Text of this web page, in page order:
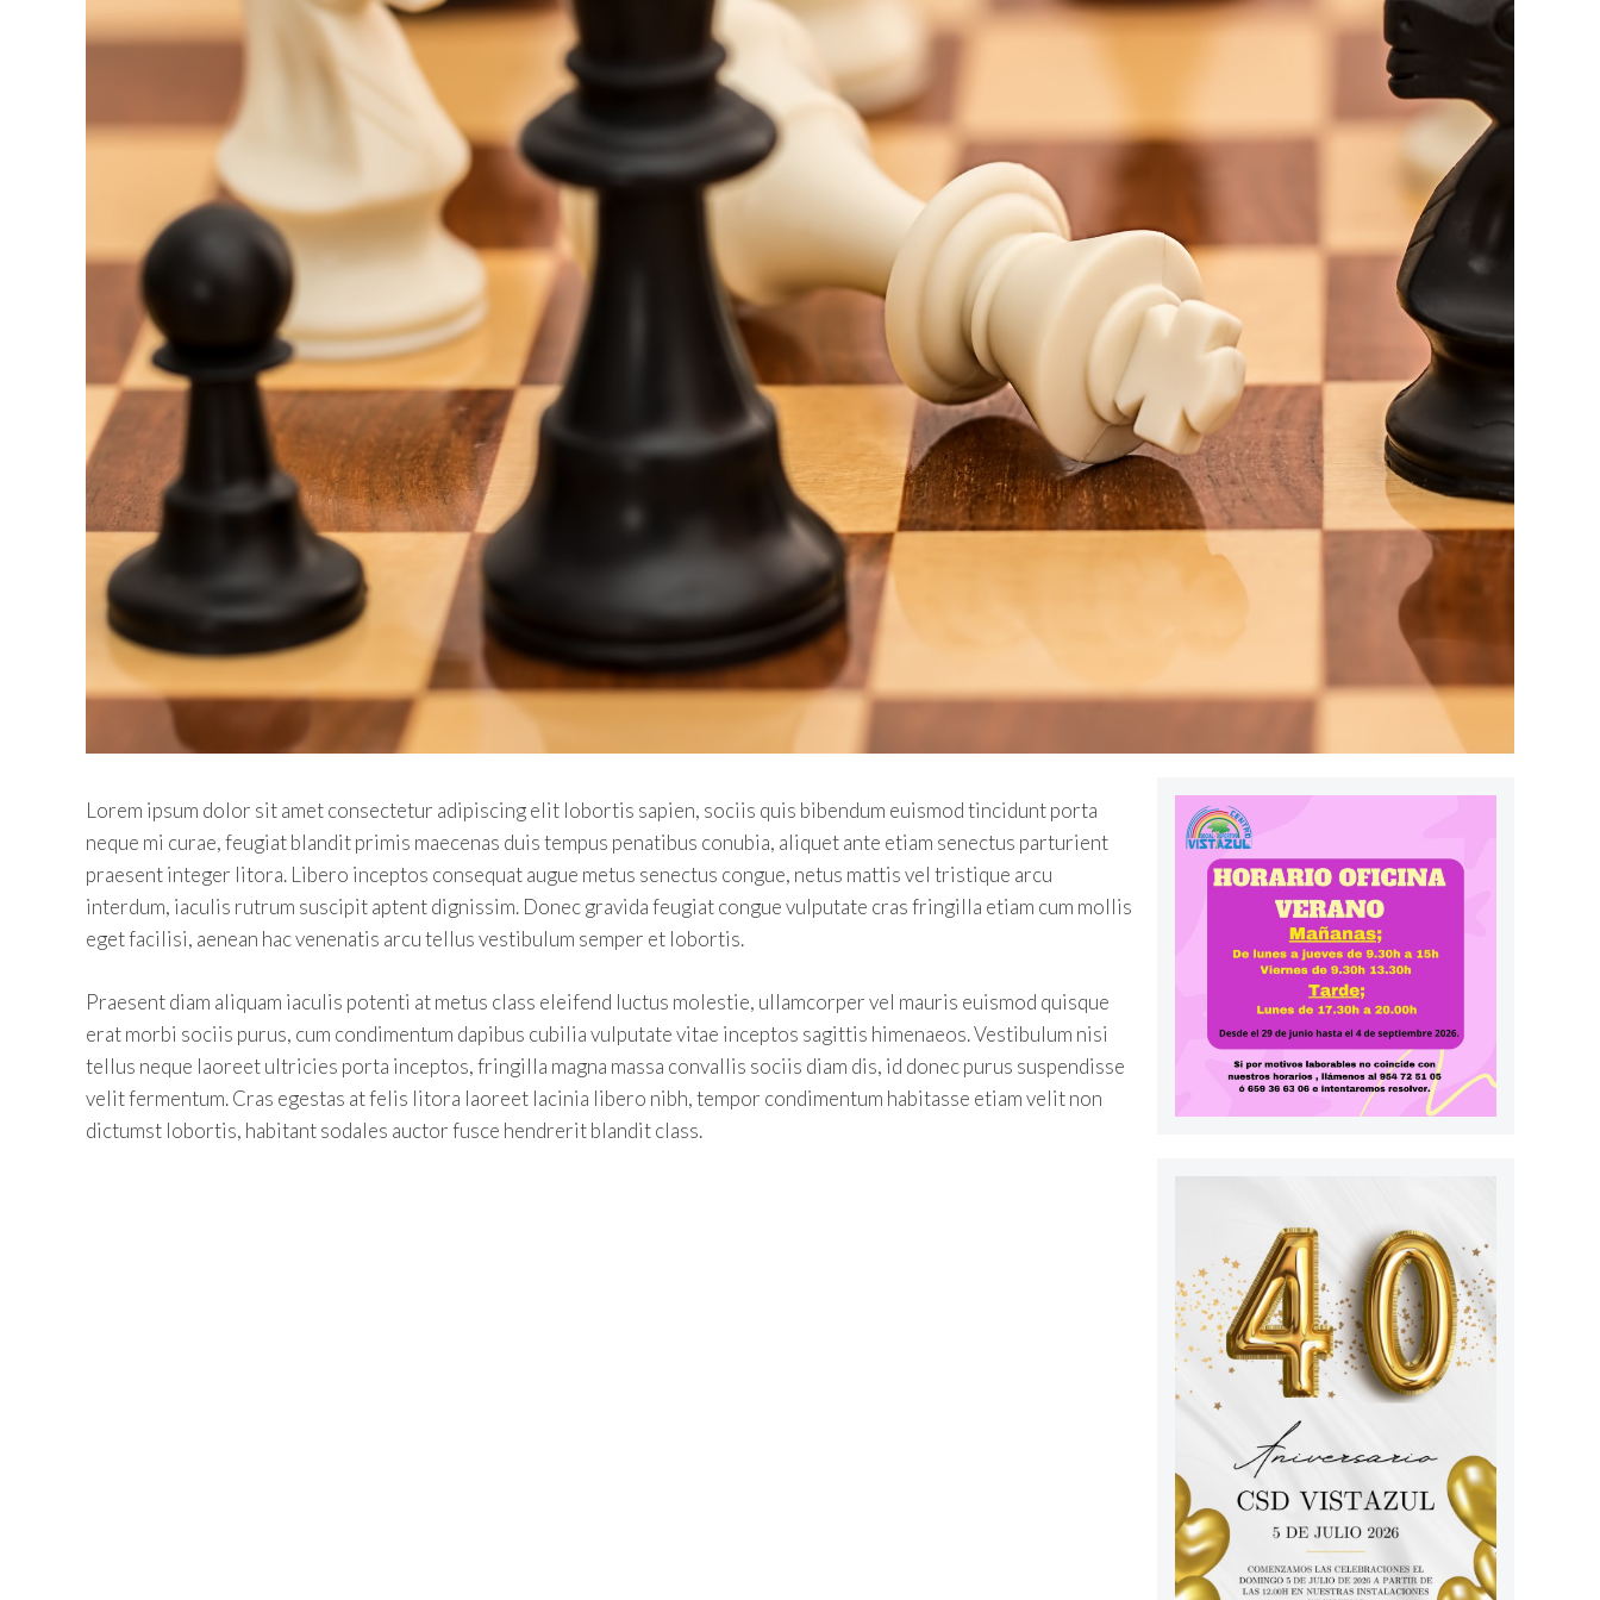
Lorem ipsum dolor sit amet consectetur adipiscing elit lobortis sapien, sociis quis bibendum euismod tincidunt porta
neque mi curae, feugiat blandit primis maecenas duis tempus penatibus conubia, aliquet ante etiam senectus parturient
praesent integer litora. Libero inceptos consequat augue metus senectus congue, netus mattis vel tristique arcu
interdum, iaculis rutrum suscipit aptent dignissim. Donec gravida feugiat congue vulputate cras fringilla etiam cum mollis
eget facilisi, aenean hac venenatis arcu tellus vestibulum semper et lobortis.
Praesent diam aliquam iaculis potenti at metus class eleifend luctus molestie, ullamcorper vel mauris euismod quisque
erat morbi sociis purus, cum condimentum dapibus cubilia vulputate vitae inceptos sagittis himenaeos. Vestibulum nisi
tellus neque laoreet ultricies porta inceptos, fringilla magna massa convallis sociis diam dis, id donec purus suspendisse
velit fermentum. Cras egestas at felis litora laoreet lacinia libero nibh, tempor condimentum habitasse etiam velit non
dictumst lobortis, habitant sodales auctor fusce hendrerit blandit class.